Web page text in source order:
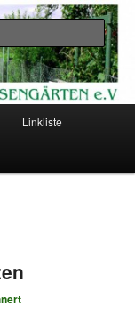
Linkliste